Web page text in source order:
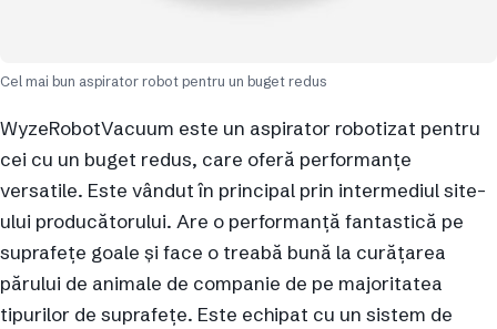
Cel mai bun aspirator robot pentru un buget redus
WyzeRobotVacuum este un aspirator robotizat pentru
cei cu un buget redus, care oferă performanțe
versatile. Este vândut în principal prin intermediul site-
ului producătorului. Are o performanță fantastică pe
suprafețe goale și face o treabă bună la curățarea
părului de animale de companie de pe majoritatea
tipurilor de suprafețe. Este echipat cu un sistem de